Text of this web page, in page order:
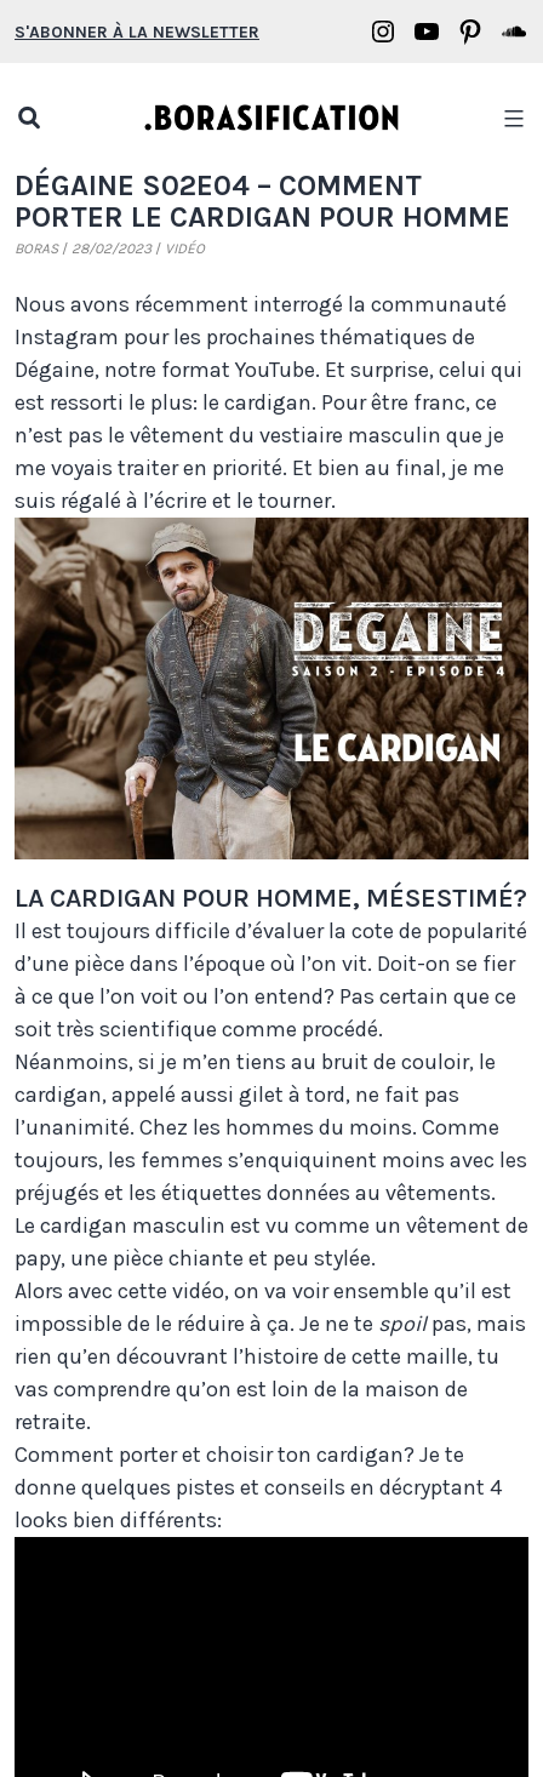
au
S'ABONNER À LA NEWSLETTER
Borasification
popup
DÉGAINE S02E04 – COMMENT
PORTER LE CARDIGAN POUR HOMME
BORAS 28/02/2023 VIDÉO
Nous avons récemment interrogé la communauté
Instagram pour les prochaines thématiques de
Dégaine, notre format YouTube. Et surprise, celui qui
est ressorti le plus: le cardigan. Pour être franc, ce
n’est pas le vêtement du vestiaire masculin que je
me voyais traiter en priorité. Et bien au final, je me
suis régalé à l’écrire et le tourner.
LA CARDIGAN POUR HOMME, MÉSESTIMÉ?
Il est toujours difficile d’évaluer la cote de popularité
d’une pièce dans l’époque où l’on vit. Doit-on se fier
à ce que l’on voit ou l’on entend? Pas certain que ce
soit très scientifique comme procédé.
Néanmoins, si je m’en tiens au bruit de couloir, le
cardigan, appelé aussi gilet à tord, ne fait pas
l’unanimité. Chez les hommes du moins. Comme
toujours, les femmes s’enquiquinent moins avec les
préjugés et les étiquettes données au vêtements.
Le cardigan masculin est vu comme un vêtement de
papy, une pièce chiante et peu stylée.
Alors avec cette vidéo, on va voir ensemble qu’il est
impossible de le réduire à ça. Je ne te spoilpas, mais
rien qu’en découvrant l’histoire de cette maille, tu
vas comprendre qu’on est loin de la maison de
retraite.
Comment porter et choisir ton cardigan? Je te
donne quelques pistes et conseils en décryptant 4
looks bien différents: